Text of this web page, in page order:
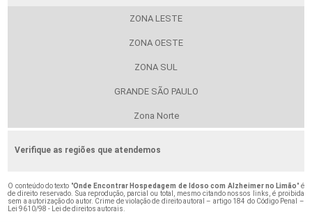
ZONA LESTE
ZONA OESTE
ZONA SUL
GRANDE SÃO PAULO
Zona Norte
Verifique as regiões que atendemos
O conteúdo do texto "Onde Encontrar Hospedagem de Idoso com Alzheimer no Limão" é
de direito reservado. Sua reprodução, parcial ou total, mesmo citando nossos links, é proibida
sem a autorização do autor. Crime de violação de direito autoral – artigo 184 do Código Penal –
Lei 9610/98 - Lei de direitos autorais